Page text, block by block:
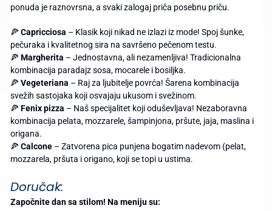
ponuda je raznovrsna, a svaki zalogaj priča posebnu priču.
🍕Capricciosa – Klasik koji nikad ne izlazi iz mode! Spoj šunke,
pečuraka i kvalitetnog sira na savršeno pečenom testu.
🍕Margherita – Jednostavna, ali nezamenljiva! Tradicionalna
kombinacija paradajz sosa, mocarele i bosiljka.
🍕Vegeteriana – Raj za ljubitelje povrća! Šarena kombinacija
svežih sastojaka koji osvajaju ukusom i svežinom.
🍕Fenix pizza – Naš specijalitet koji oduševljava! Nezaboravna
kombinacija pelata, mozzarele, šampinjona, pršute, jaja, maslina i
origana.
🍕Calcone – Zatvorena pica punjena bogatim nadevom (pelat,
mozzarela, pršuta i origano, koji se topi u ustima.
Doručak:
Započnite dan sa stilom! Na meniju su: